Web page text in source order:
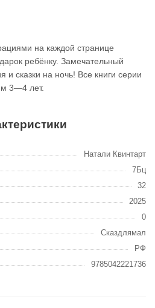
на каждой странице
ребёнку. Замечательный
и сказки на ночь! Все книги серии
3—4 лет.
Натали Квинтарт
7Бц
32
2025
0
Сказдлямал
РФ
9785042221736